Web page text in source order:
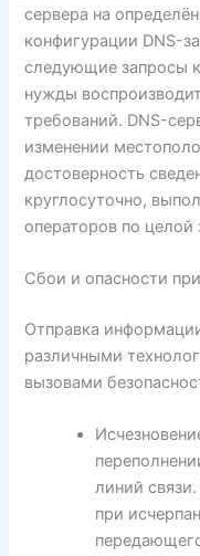
сервера на
конфигурации DNS-
следующие запросы
нужды
требований. DNS-
изменении
достоверность
круглосуточно,
операторов по целой
Сбои и опасности
Отправка
различными
вызовами
линий
при